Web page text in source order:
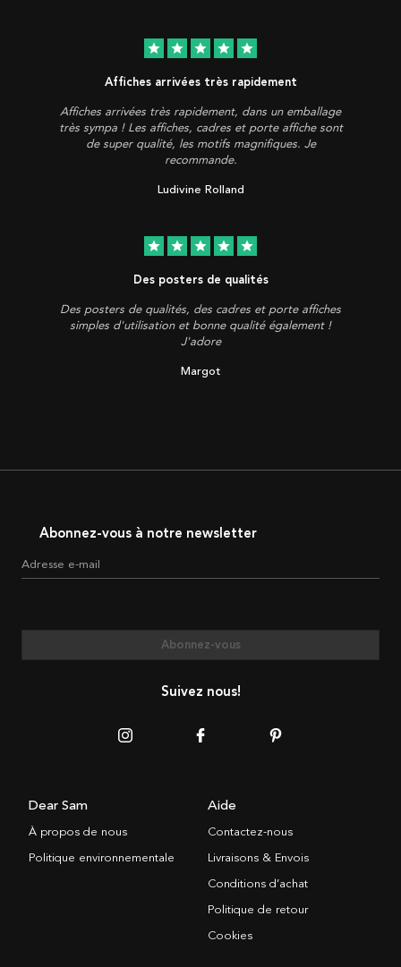
star star star star star
Affiches arrivées très rapidement
Affiches arrivées très rapidement, dans un emballage
très sympa ! Les affiches, cadres et porte affiche sont
de super qualité, les motifs magnifiques. Je
recommande.
Ludivine Rolland
star star star star star
Des posters de qualités
Des posters de qualités, des cadres et porte affiches
simples d'utilisation et bonne qualité également !
J'adore
Margot
Abonnez-vous à notre newsletter
Adresse e-mail
Abonnez-vous
Suivez nous!
Dear Sam
À propos de nous
Politique environnementale
Aide
Contactez-nous
Livraisons & Envois
Conditions d’achat
Politique de retour
Cookies